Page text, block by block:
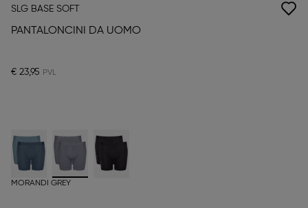
SLG BASE SOFT
PANTALONCINI DA UOMO
€ 23,95
MORANDI GREY